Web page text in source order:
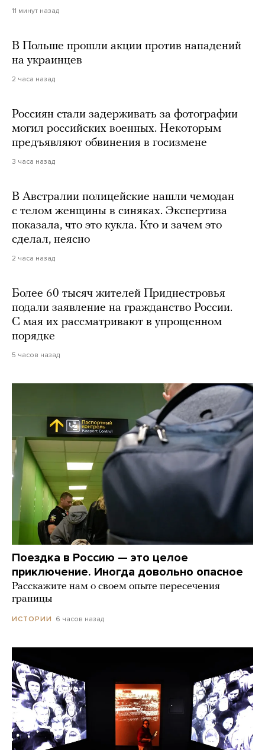
11 минут назад
В Польше прошли акции против нападений
на украинцев
2 часа назад
Россиян стали задерживать за фотографии
могил российских военных. Некоторым
предъявляют обвинения в госизмене
3 часа назад
В Австралии полицейские нашли чемодан
с телом женщины в синяках. Экспертиза
показала, что это кукла. Кто и зачем это
сделал, неясно
2 часа назад
Более 60 тысяч жителей Приднестровья
подали заявление на гражданство России.
С мая их рассматривают в упрощенном
порядке
5 часов назад
Поездка в Россию — это целое
приключение. Иногда довольно опасное
Расскажите нам о своем опыте пересечения
границы
ИСТОРИИ 6 часов назад